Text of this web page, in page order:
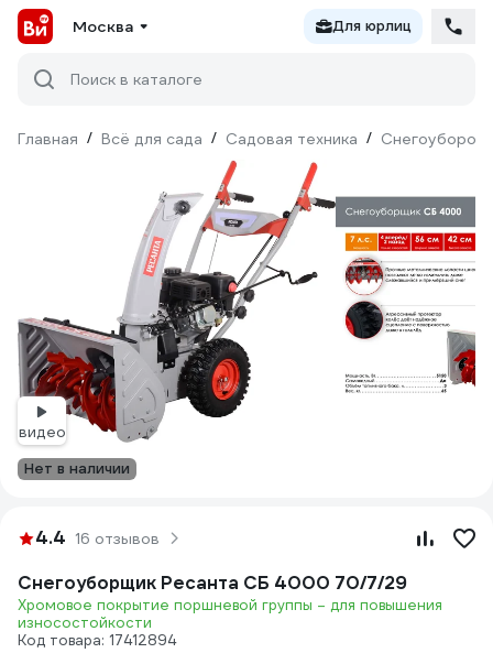
Москва Для юрлиц
Поиск в каталоге
Главная / Всё для сада / Садовая техника /
видео
Нет в наличии
4.4 16 отзывов
Снегоуборщик Ресанта СБ 4000 70/7/29
Хромовое покрытие поршневой группы – для повышения
износостойкости
Код товара: 17412894